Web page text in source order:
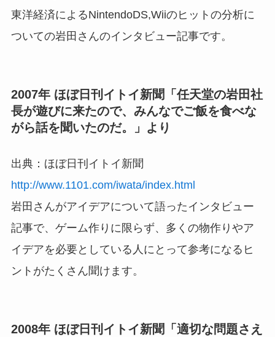
東洋経済によるNintendoDS,Wiiのヒットの分析に
ついての岩田さんのインタビュー記事です。
2007年 ほぼ日刊イトイ新聞「任天堂の岩田社
長が遊びに来たので、みんなでご飯を食べな
がら話を聞いたのだ。」より
出典：ほぼ日刊イトイ新聞
http://www.1101.com/iwata/index.html
岩田さんがアイデアについて語ったインタビュー
記事で、ゲーム作りに限らず、多くの物作りやア
イデアを必要としている人にとって参考になるヒ
ントがたくさん聞けます。
2008年 ほぼ日刊イトイ新聞「適切な問題さえ